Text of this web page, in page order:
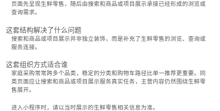
页面先呈现生鲜零售，随后由搜索和商品或项目展示承接已经形成的浏览或
查询需求。
这套结构解决了什么问题
搜索和商品或项目展示并非独立装饰，而是补充了生鲜零售的浏览、查询或
服务连接。
这套组织方式适合谁
家庭采购常常跨多个品类，稳定的分类和购物车路径比单一推荐更重要。同
类页面应让搜索和商品或项目展示服务真实任务，主营内容仍然围绕生鲜零
售展开。
进入小程序时，请以当时展示的生鲜零售相关信息为准。